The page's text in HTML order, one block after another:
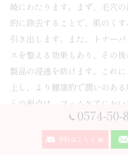
岐にわたります。まず、毛穴
的に除去することで、肌のく
引き出します。また、トナー
スを整える効果もあり、その
製品の浸透を助けます。これに
上し、より健康的で潤いのあ
らの利点は、フェムケアにお
フェムケアでのトナーパッド
0574-50-
予約はこちら